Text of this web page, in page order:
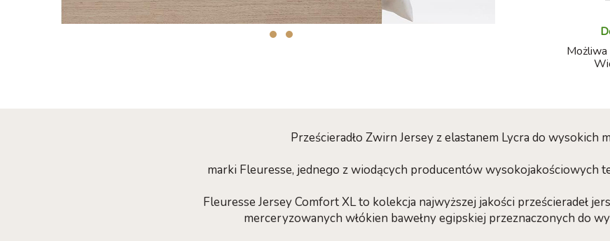
Prześcieradło Zwirn Jersey z elastanem Lycra do wysokich
marki Fleuresse, jednego z wiodących producentów wysokojakościowych
Fleuresse Jersey Comfort XL to kolekcja najwyższej jakości prześcieradeł
merceryzowanych włókien bawełny egipskiej przeznaczonych do